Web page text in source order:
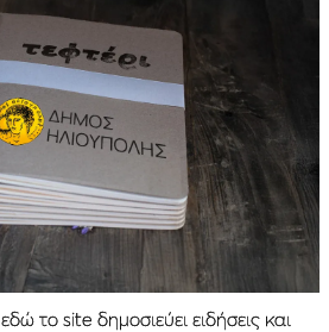
το site δημοσιεύει ειδήσεις και